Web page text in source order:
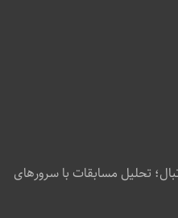
تحلیل مسابقات با سرورهای